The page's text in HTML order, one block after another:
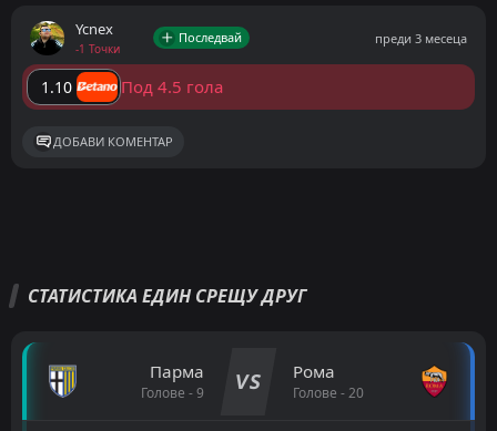
Ycnex
-1 Точки
Последвай преди 3 месеца
1.10 Под 4.5 гола
ДОБАВИ КОМЕНТАР
СТАТИСТИКА ЕДИН СРЕЩУ ДРУГ
Парма
Голове - 9 VS Рома
Голове - 20